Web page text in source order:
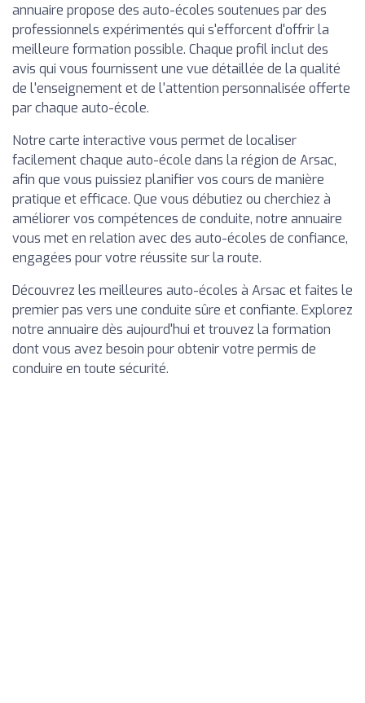
annuaire propose des auto-écoles soutenues par des
professionnels expérimentés qui s'efforcent d'offrir la
meilleure formation possible. Chaque profil inclut des
avis qui vous fournissent une vue détaillée de la qualité
de l'enseignement et de l'attention personnalisée offerte
par chaque auto-école.
Notre carte interactive vous permet de localiser
facilement chaque auto-école dans la région de Arsac,
afin que vous puissiez planifier vos cours de manière
pratique et efficace. Que vous débutiez ou cherchiez à
améliorer vos compétences de conduite, notre annuaire
vous met en relation avec des auto-écoles de confiance,
engagées pour votre réussite sur la route.
Découvrez les meilleures auto-écoles à Arsac et faites le
premier pas vers une conduite sûre et confiante. Explorez
notre annuaire dès aujourd'hui et trouvez la formation
dont vous avez besoin pour obtenir votre permis de
conduire en toute sécurité.